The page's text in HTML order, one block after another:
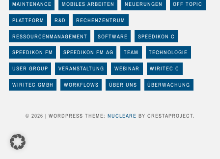
MAINTENANCE MOBILES ARBEITEN NEUERUNGEN OFF TOPIC
PLATTFORM R&D RECHENZENTRUM
RESSOURCENMANAGEMENT SOFTWARE SPEEDIKON C
SPEEDIKON FM SPEEDIKON FM AG TEAM TECHNOLOGIE
USER GROUP VERANSTALTUNG WEBINAR WIRITEC C
WIRITEC GMBH WORKFLOWS ÜBER UNS ÜBERWACHUNG
© 2026 | WORDPRESS THEME: NUCLEARE BY CRESTAPROJECT.